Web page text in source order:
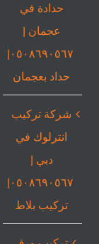
حدادة في
عجمان |
٠٥٠٨٦٩٠٥٦٧|
حداد بعجمان
شركة تركيب
انترلوك في
دبي |
٠٥٠٨٦٩٠٥٦٧|
تركيب بلاط